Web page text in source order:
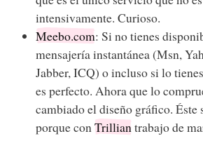
intensivamente. Curioso.
Meebo.com: Si no tienes
mensajería instantánea (Msn,
Jabber, ICQ) o incluso si lo
es perfecto. Ahora que lo
cambiado el diseño gráfico. Éste
porque conTrilliantrabajo de